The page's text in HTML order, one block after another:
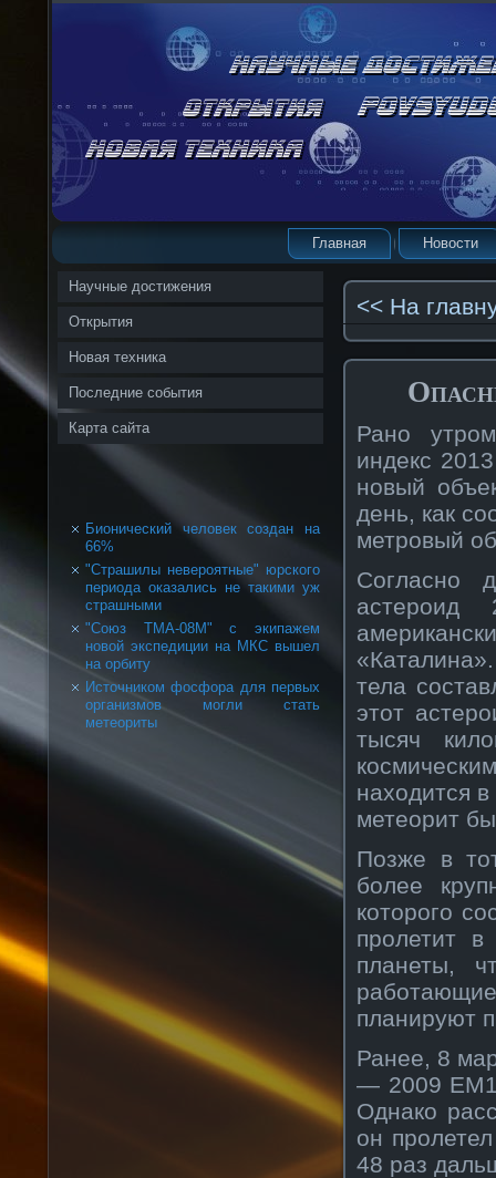
Главная Новости
Научные достижения
Открытия
Новая техника
Последние события
Карта сайта
Бионический человек создан на
66%
"Страшилы невероятные" юрского
периода оказались не такими уж
страшными
"Союз ТМА-08М" с экипажем
новой экспедиции на МКС вышел
на орбиту
Источником фосфора для первых
организмов могли стать
метеориты
<< На
Рано
индекс
новый
день, как
метровый
Согласно
тела
этот
тысяч
находится
метеорит
Позже в
более
которого
пролетит
планеты,
планируют
Ранее, 8
— 2009
Однако
он
48 раз